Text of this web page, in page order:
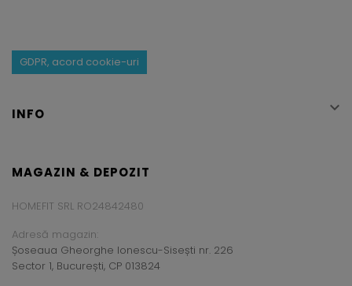
GDPR, acord cookie-uri
INFO 
MAGAZIN & DEPOZIT
HOMEFIT SRL RO24842480
Adresă magazin:
Șoseaua Gheorghe Ionescu-Sisești nr. 226
Sector 1, București, CP 013824